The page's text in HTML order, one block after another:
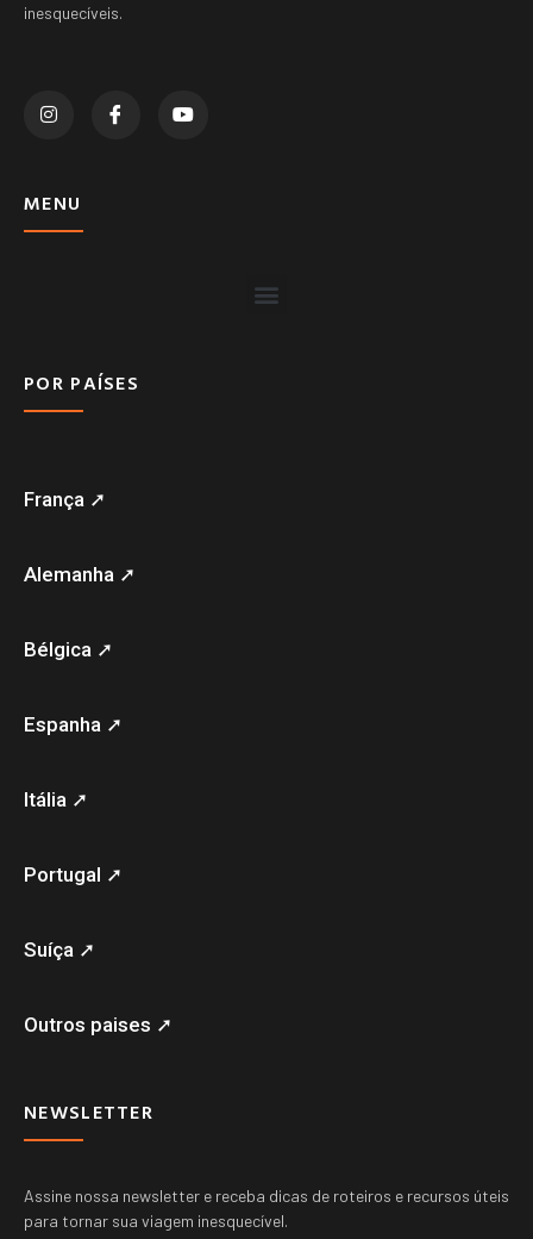
inesquecíveis.
MENU
POR PAÍSES
França ➚
Alemanha ➚
Bélgica ➚
Espanha ➚
Itália ➚
Portugal ➚
Suíça ➚
Outros paises ➚
NEWSLETTER
Assine nossa newsletter e receba dicas de roteiros e recursos úteis
para tornar sua viagem inesquecível.